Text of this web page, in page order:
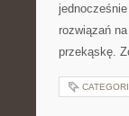
rozwiązań
przekąskę.